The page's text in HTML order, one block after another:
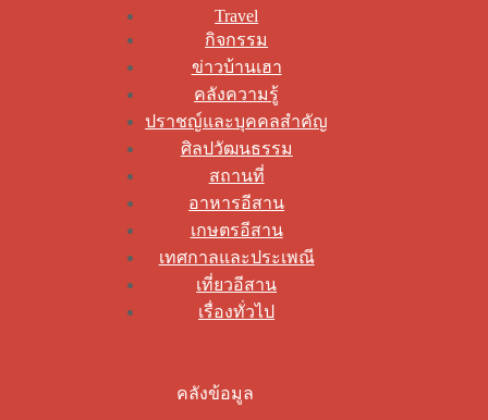
Travel
กิจกรรม
ข่าวบ้านเฮา
คลังความรู้
ปราชญ์และบุคคลสำคัญ
ศิลปวัฒนธรรม
สถานที่
อาหารอีสาน
เกษตรอีสาน
เทศกาลและประเพณี
เที่ยวอีสาน
เรื่องทั่วไป
คลังข้อมูล